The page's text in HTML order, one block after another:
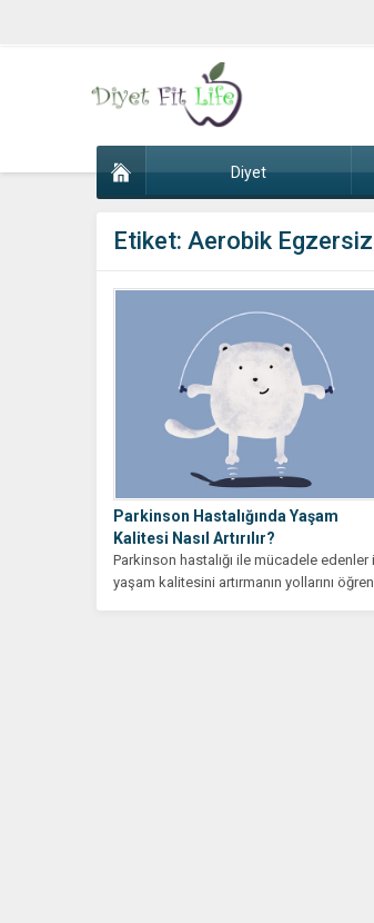
Diyet
Etiket: Aerobik
Parkinson Hastalığında Yaşam
Kalitesi Nasıl Artırılır?
Parkinson hastalığı ile mücadele edenler
yaşam kalitesini artırmanın yollarını